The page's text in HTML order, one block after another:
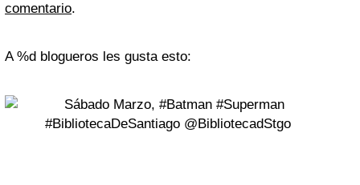
comentario.
A %d blogueros les gusta esto: